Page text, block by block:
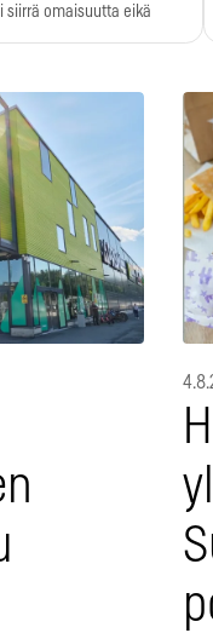
siirrä omaisuutta eikä